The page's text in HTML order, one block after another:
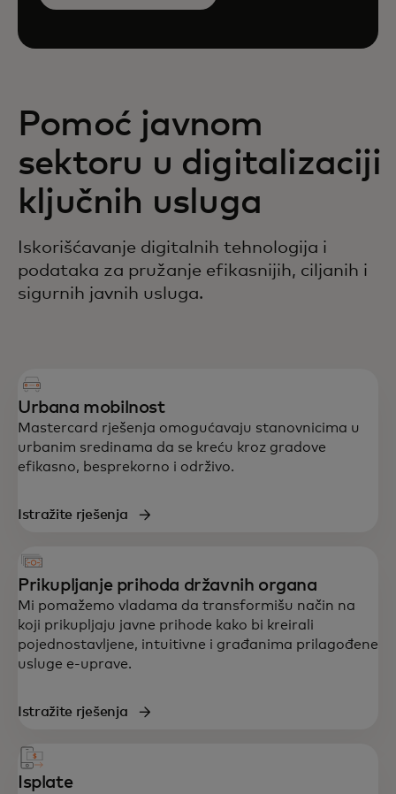
Pomoć javnom
sektoru u digitalizaciji
ključnih usluga
Iskorišćavanje digitalnih tehnologija i
podataka za pružanje efikasnijih, ciljanih i
sigurnih javnih usluga.
Urbana mobilnost
Mastercard rješenja omogućavaju stanovnicima u
urbanim sredinama da se kreću kroz gradove
efikasno, besprekorno i održivo.
Istražite rješenja
Prikupljanje prihoda državnih organa
Mi pomažemo vladama da transformišu način na
koji prikupljaju javne prihode kako bi kreirali
pojednostavljene, intuitivne i građanima prilagođene
usluge e-uprave.
Istražite rješenja
Isplate